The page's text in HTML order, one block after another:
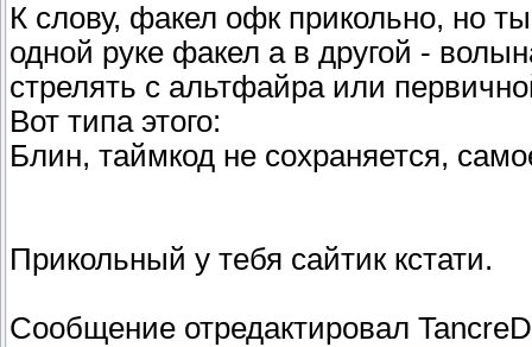
К слову, факел офк прикольно, но
одной руке факел а в другой -
стрелять с альтфайра или
Вот типа этого:
Блин, таймкод не сохраняется,
Прикольный у тебя сайтик кстати.
Сообщение отредактировал